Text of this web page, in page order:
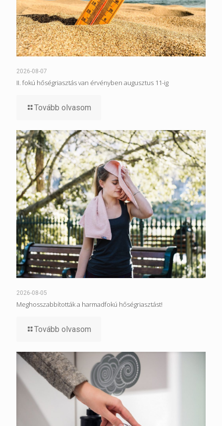
2026-08-07
II. fokú hőségriasztás van érvényben augusztus 11-ig
Tovább olvasom
2026-08-05
Meghosszabbították a harmadfokú hőségriasztást!
Tovább olvasom